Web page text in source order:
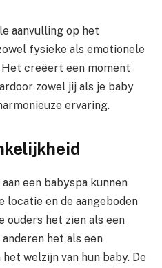
aanvulling op het
fysieke als emotionele
creëert een moment
zowel jij als je baby
ervaring.
een babyspa kunnen
locatie en de aangeboden
ouders het zien als een
het als een
welzijn van hun baby. De